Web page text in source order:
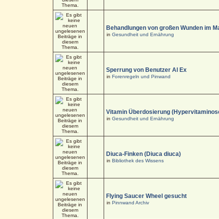
Behandlungen von großen Wunden im
in Gesundheit und Ernährung
Sperrung von Benutzer Al Ex
in Forenregeln und Pinwand
Vitamin Überdosierung
in Gesundheit und Ernährung
Diuca-Finken (Diuca diuca)
in Bibliothek des Wissens
Flying Saucer Wheel gesucht
in Pinnwand Archiv